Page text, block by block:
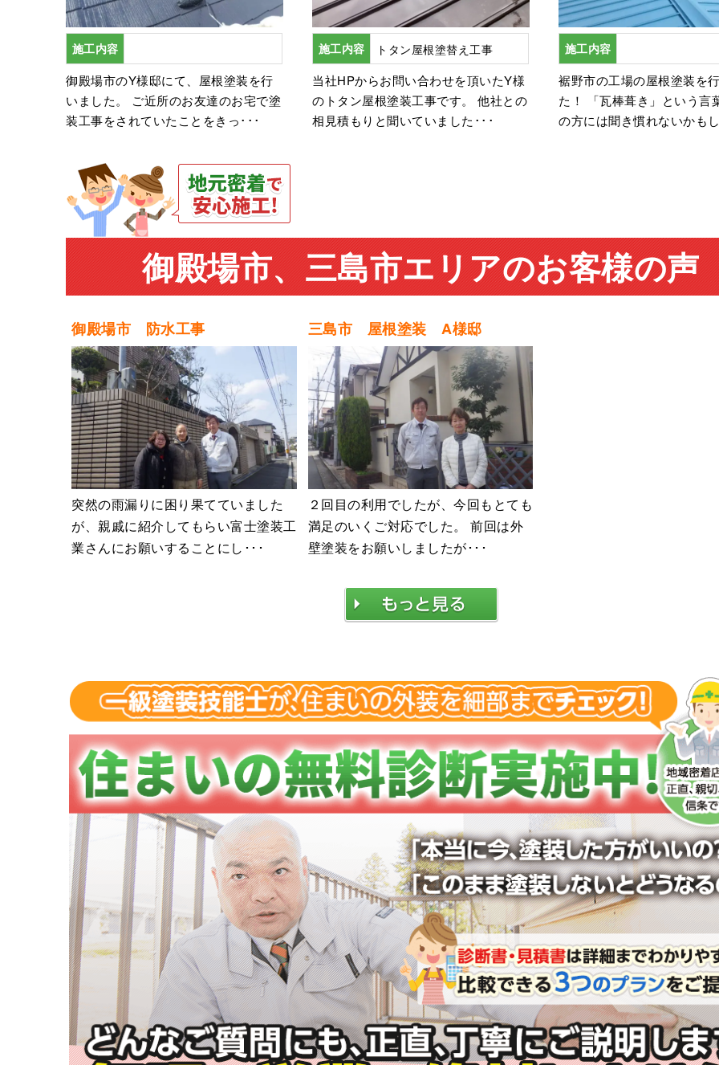
施工内容
御殿場市のY様邸にて、屋根塗装を行
いました。 ご近所のお友達のお宅で塗
装工事をされていたことをきっ･･･
施工内容
トタン屋根塗替え工事
当社HPからお問い合わせを頂いたY様
のトタン屋根塗装工事です。 他社との
相見積もりと聞いていました･･･
施工内容
裾野市の工場の屋根塗装を
た！ 「瓦棒葺き」という言
の方には聞き慣れないかも
御殿場市、三島市エリアのお客様の声
御殿場市 防水工事
突然の雨漏りに困り果てていました
が、親戚に紹介してもらい富士塗装工
業さんにお願いすることにし･･･
三島市 屋根塗装 A様邸
２回目の利用でしたが、今回もとても
満足のいくご対応でした。 前回は外
壁塗装をお願いしましたが･･･